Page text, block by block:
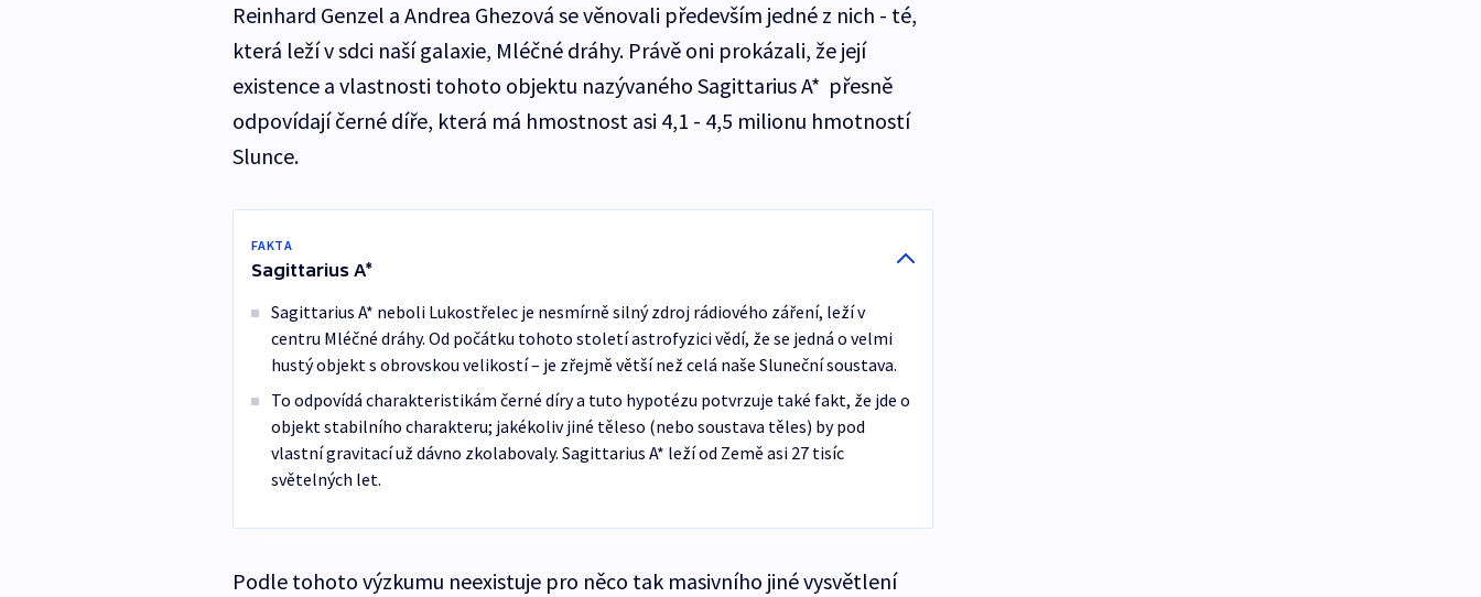
Reinhard Genzel a Andrea Ghezová se věnovali především jedné z nich - té,
která leží v sdci naší galaxie, Mléčné dráhy. Právě oni prokázali, že její
existence a vlastnosti tohoto objektu nazývaného Sagittarius A* přesně
odpovídají černé díře, která má hmostnost asi 4,1 - 4,5 milionu hmotností
Slunce.
FAKTA
Sagittarius A*
Sagittarius A* neboli Lukostřelec je nesmírně silný zdroj rádiového záření, leží v
centru Mléčné dráhy. Od počátku tohoto století astrofyzici vědí, že se jedná o velmi
hustý objekt s obrovskou velikostí – je zřejmě větší než celá naše Sluneční soustava.
To odpovídá charakteristikám černé díry a tuto hypotézu potvrzuje také fakt, že jde o
objekt stabilního charakteru; jakékoliv jiné těleso (nebo soustava těles) by pod
vlastní gravitací už dávno zkolabovaly. Sagittarius A* leží od Země asi 27 tisíc
světelných let.
Podle tohoto výzkumu neexistuje pro něco tak masivního jiné vysvětlení